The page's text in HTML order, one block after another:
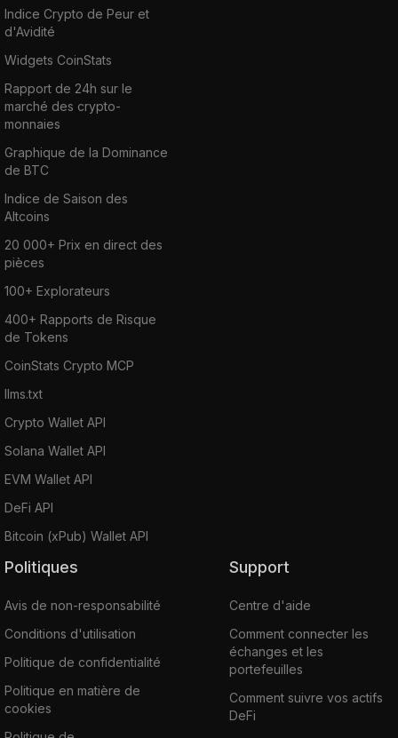
Indice Crypto de Peur et
d'Avidité
Widgets CoinStats
Rapport de 24h sur le
marché des crypto-
monnaies
Graphique de la Dominance
de BTC
Indice de Saison des
Altcoins
20 000+ Prix en direct des
pièces
100+ Explorateurs
400+ Rapports de Risque
de Tokens
CoinStats Crypto MCP
llms.txt
Crypto Wallet API
Solana Wallet API
EVM Wallet API
DeFi API
Bitcoin (xPub) Wallet API
Politiques
Avis de non-responsabilité
Conditions d'utilisation
Politique de confidentialité
Politique en matière de
cookies
Support
Centre d'aide
Comment connecter les
échanges et les
portefeuilles
Comment suivre vos actifs
DeFi